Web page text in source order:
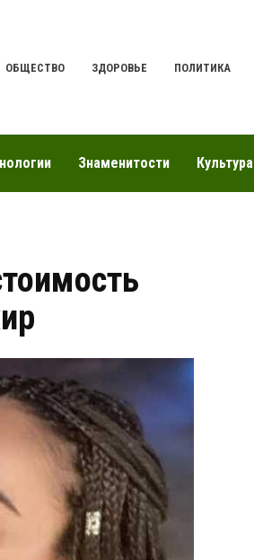
ОБЩЕСТВО ЗДОРОВЬЕ ПОЛИТИКА
Знаменитости Культура